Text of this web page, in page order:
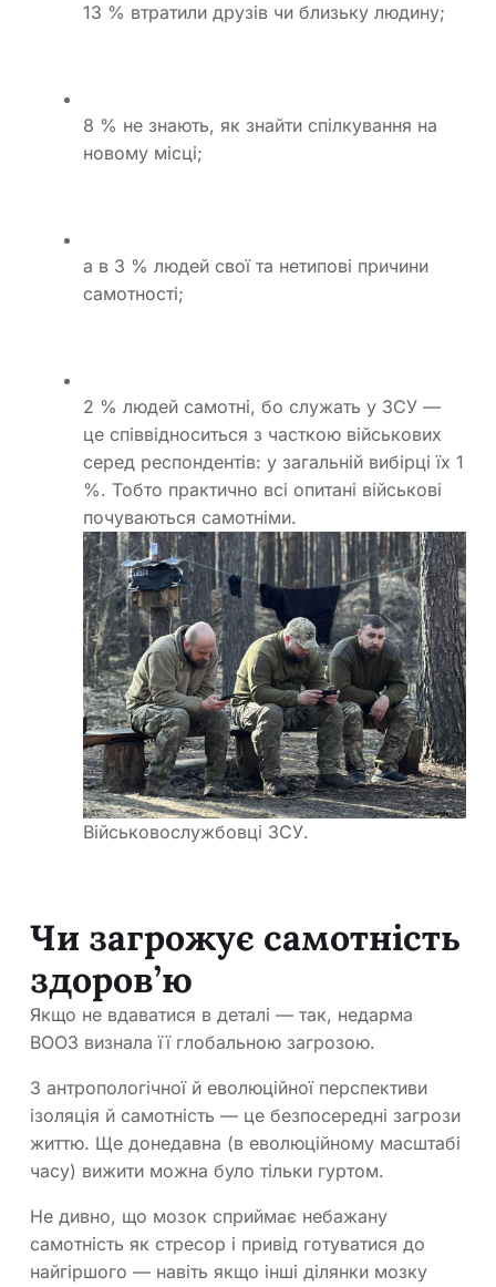
13 % втратили друзів чи близьку людину;
8 % не знають, як знайти спілкування на
новому місці;
а в 3 % людей свої та нетипові причини
самотності;
2 % людей самотні, бо служать у ЗСУ —
це співвідноситься з часткою військових
серед респондентів: у загальній вибірці їх 1
%. Тобто практично всі опитані військові
почуваються самотніми.
Військовослужбовці ЗСУ.
Чи загрожує самотність
здоров’ю
Якщо не вдаватися в деталі — так, недарма
ВООЗ визнала її глобальною загрозою.
З антропологічної й еволюційної перспективи
ізоляція й самотність — це безпосередні загрози
життю. Ще донедавна (в еволюційному масштабі
часу) вижити можна було тільки гуртом.
Не дивно, що мозок сприймає небажану
самотність як стресор і привід готуватися до
найгіршого — навіть якщо інші ділянки мозку